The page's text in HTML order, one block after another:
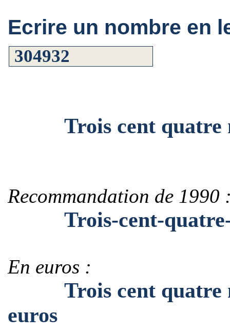
Ecrire un nombre en
Trois cent quatre
Recommandation de 1990
Trois-cent-quatre-
En euros :
Trois cent quatre
euros